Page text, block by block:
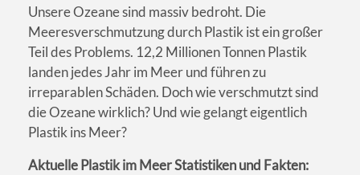
Unsere Ozeane sind massiv bedroht. Die
Meeresverschmutzung durch Plastik ist ein großer
Teil des Problems. 12,2 Millionen Tonnen Plastik
landen jedes Jahr im Meer und führen zu
irreparablen Schäden. Doch wie verschmutzt sind
die Ozeane wirklich? Und wie gelangt eigentlich
Plastik ins Meer?
Aktuelle Plastik im Meer Statistiken und Fakten: